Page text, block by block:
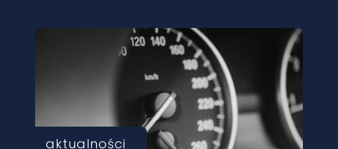
aktualności